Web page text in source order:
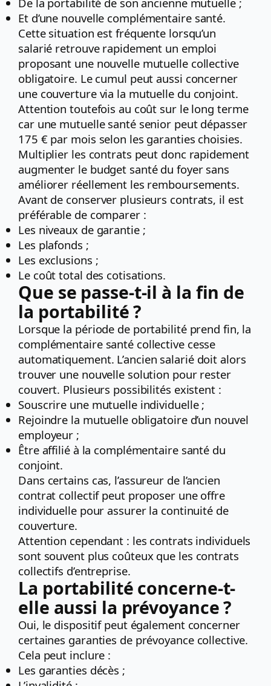
Et d’une nouvelle complémentaire santé.
Cette situation est fréquente lorsqu’un
salarié retrouve rapidement un emploi
proposant une nouvelle mutuelle collective
obligatoire. Le cumul peut aussi concerner
une couverture via la mutuelle du conjoint.
Attention toutefois au coût sur le long terme
car une mutuelle santé senior peut dépasser
175 € par mois selon les garanties choisies.
Multiplier les contrats peut donc rapidement
augmenter le budget santé du foyer sans
améliorer réellement les remboursements.
Avant de conserver plusieurs contrats, il est
préférable de comparer :
Les niveaux de garantie ;
Les plafonds ;
Les exclusions ;
Le coût total des cotisations.
Que se passe-t-il à la fin de
la portabilité ?
Lorsque la période de portabilité prend fin, la
complémentaire santé collective cesse
automatiquement. L’ancien salarié doit alors
trouver une nouvelle solution pour rester
couvert. Plusieurs possibilités existent :
Souscrire une mutuelle individuelle ;
Rejoindre la mutuelle obligatoire d’un nouvel
employeur ;
Être affilié à la complémentaire santé du
conjoint.
Dans certains cas, l’assureur de l’ancien
contrat collectif peut proposer une offre
individuelle pour assurer la continuité de
couverture.
Attention cependant : les contrats individuels
sont souvent plus coûteux que les contrats
collectifs d’entreprise.
La portabilité concerne-t-
elle aussi la prévoyance ?
Oui, le dispositif peut également concerner
certaines garanties de prévoyance collective.
Cela peut inclure :
Les garanties décès ;